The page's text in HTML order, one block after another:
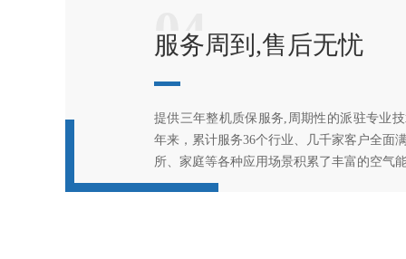
服务周到,售后无忧
04
提供三年整机质保服务,周期性的派驻专业
年来，累计服务36个行业、几千家客户全面
所、家庭等各种应用场景积累了丰富的空气